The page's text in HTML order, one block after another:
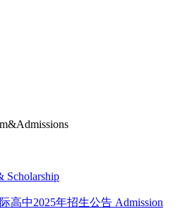
Scholarship
高中2025年招生公告 Admission